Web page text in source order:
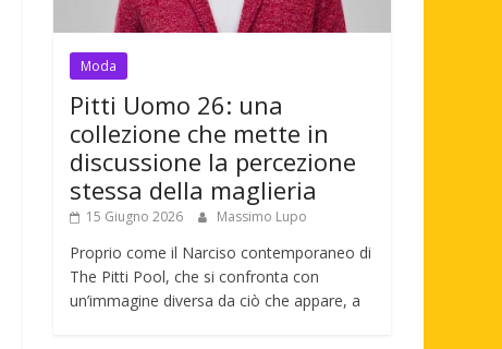
Moda
Pitti Uomo 26: una
collezione che mette in
discussione la percezione
stessa della maglieria
15 Giugno 2026 Massimo Lupo
Proprio come il Narciso contemporaneo di
The Pitti Pool, che si confronta con
un’immagine diversa da ciò che appare, a